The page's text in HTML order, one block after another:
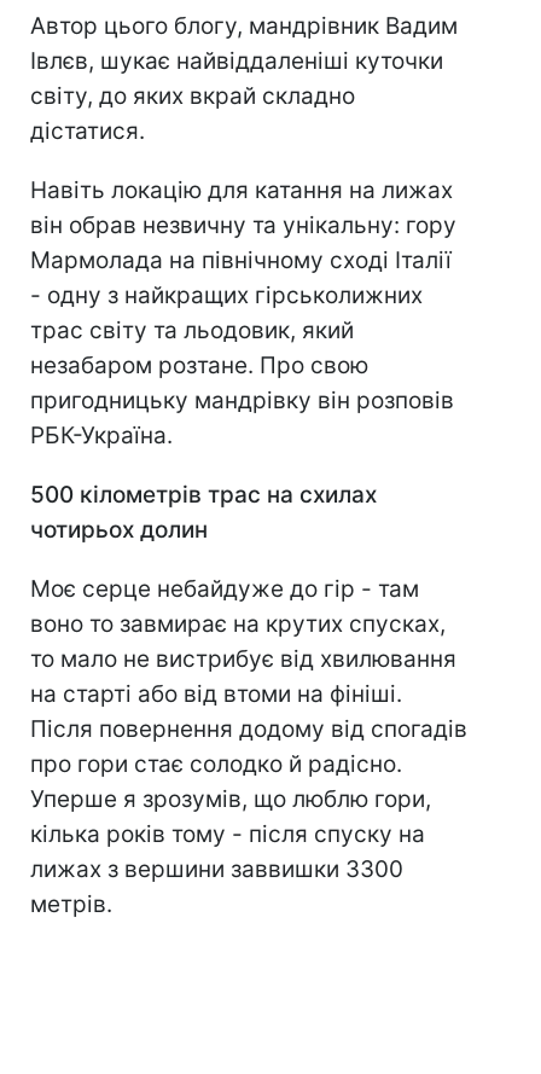
Автор цього блогу, мандрівник Вадим
Івлєв, шукає найвіддаленіші куточки
світу, до яких вкрай складно
дістатися.
Навіть локацію для катання на лижах
він обрав незвичну та унікальну: гору
Мармолада на північному сході Італії
- одну з найкращих гірськолижних
трас світу та льодовик, який
незабаром розтане. Про свою
пригодницьку мандрівку він розповів
РБК-Україна.
500 кілометрів трас на схилах
чотирьох долин
Моє серце небайдуже до гір - там
воно то завмирає на крутих спусках,
то мало не вистрибує від хвилювання
на старті або від втоми на фініші.
Після повернення додому від спогадів
про гори стає солодко й радісно.
Уперше я зрозумів, що люблю гори,
кілька років тому - після спуску на
лижах з вершини заввишки 3300
метрів.